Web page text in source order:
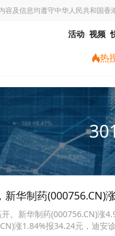
及信息均遵守中华人民共和国香
活动 视频
热
新华制药(000756.CN)
。新华制药(000756.CN)涨
涨1.84%报34.24元，迪安